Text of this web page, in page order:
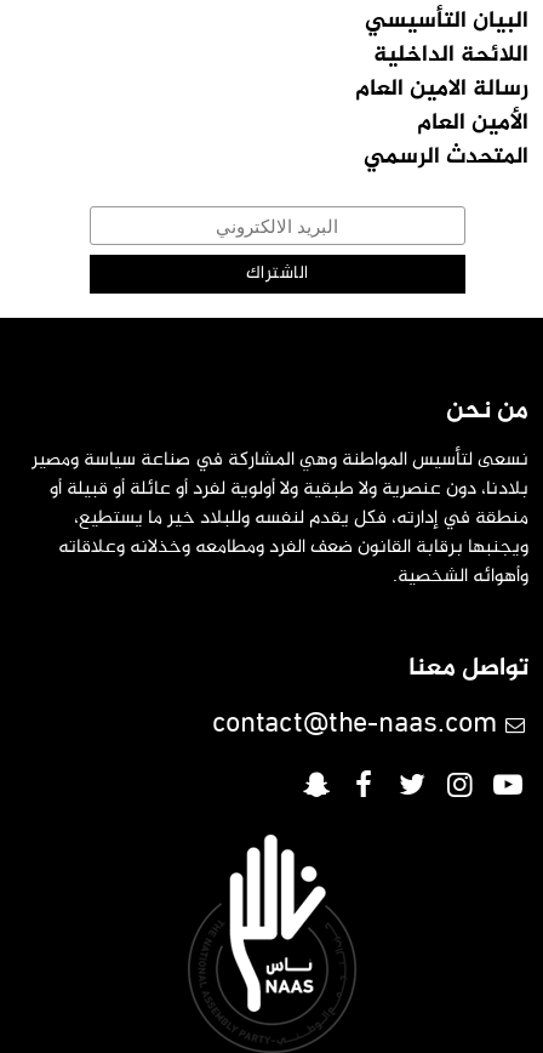
البيان التأسيسي
اللائحة الداخلية
رسالة الامين العام
الأمين العام
المتحدث الرسمي
من نحن
نسعى لتأسيس المواطنة وهي المشاركة في صناعة سياسة ومصير
بلادنا، دون عنصرية ولا طبقية ولا أولوية لفرد أو عائلة أو قبيلة أو
منطقة في إدارته، فكل يقدم لنفسه وللبلاد خير ما يستطيع،
ويجنبها برقابة القانون ضعف الفرد ومطامعه وخذلانه وعلاقاته
وأهوائه الشخصية.
تواصل معنا
contact@the-naas.com